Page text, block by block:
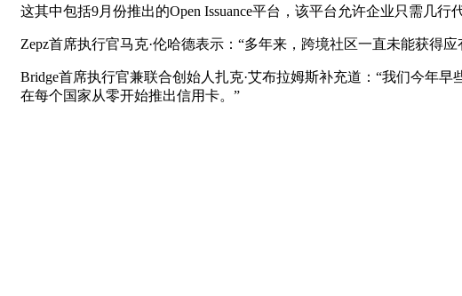
这其中包括9月份推出的Open Issuance平台，该平台允许企业只需几
Zepz首席执行官马克·伦哈德表示：“多年来，跨境社区一直未能获得
Bridge首席执行官兼联合创始人扎克·艾布拉姆斯补充道：“我们今年
在每个国家从零开始推出信用卡。”